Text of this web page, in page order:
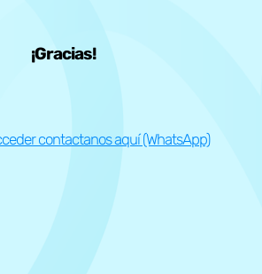
¡Gracias!
contactanos aquí (WhatsApp)